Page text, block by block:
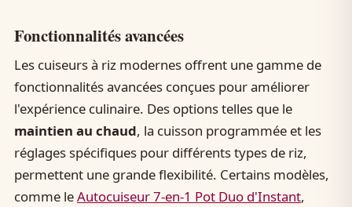
Fonctionnalités avancées
Les cuiseurs à riz modernes offrent une gamme de
fonctionnalités avancées conçues pour améliorer
l'expérience culinaire. Des options telles que le
maintien au chaud, la cuisson programmée et les
réglages spécifiques pour différents types de riz,
permettent une grande flexibilité. Certains modèles,
comme leAutocuiseur 7-en-1 Pot Duo d'Instant,